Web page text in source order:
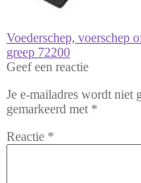
Bericht
navigatie
Vorig
bericht:
Voederschep, voerschep
greep 72200
Geef een reactie
Je e-mailadres wordt niet
gemarkeerd met *
Reactie *